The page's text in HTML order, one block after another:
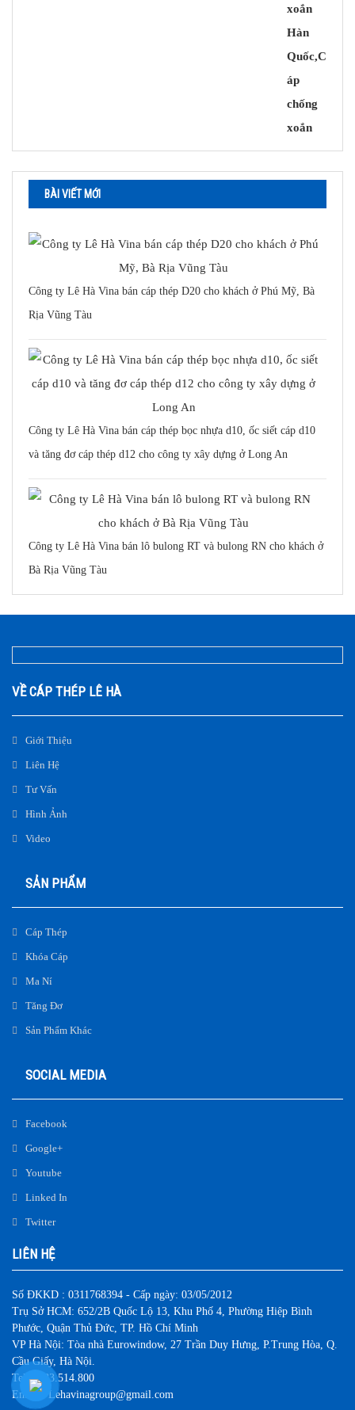
BÀI VIẾT MỚI
Công ty Lê Hà Vina bán cáp thép D20 cho khách ở Phú Mỹ, Bà
Rịa Vũng Tàu
Công ty Lê Hà Vina bán cáp thép bọc nhựa d10, ốc siết cáp d10
và tăng đơ cáp thép d12 cho công ty xây dựng ở Long An
Công ty Lê Hà Vina bán lô bulong RT và bulong RN cho khách ở
Bà Rịa Vũng Tàu
VỀ CÁP THÉP LÊ HÀ
Giới Thiệu
Liên Hệ
Tư Vấn
Hình Ảnh
Video
SẢN PHẨM
Cáp Thép
Khóa Cáp
Ma Ní
Tăng Đơ
Sản Phẩm Khác
SOCIAL MEDIA
Facebook
Google+
Youtube
Linked In
Twitter
LIÊN HỆ
Số ĐKKD : 0311768394 - Cấp ngày: 03/05/2012
Trụ Sở HCM: 652/2B Quốc Lộ 13, Khu Phố 4, Phường Hiệp Bình
Phước, Quận Thủ Đức, TP. Hồ Chí Minh
VP Hà Nội: Tòa nhà Eurowindow, 27 Trần Duy Hưng, P.Trung Hòa, Q.
Cầu Giấy, Hà Nội.
Tel: 0983.514.800
Email : Lehavinagroup@gmail.com